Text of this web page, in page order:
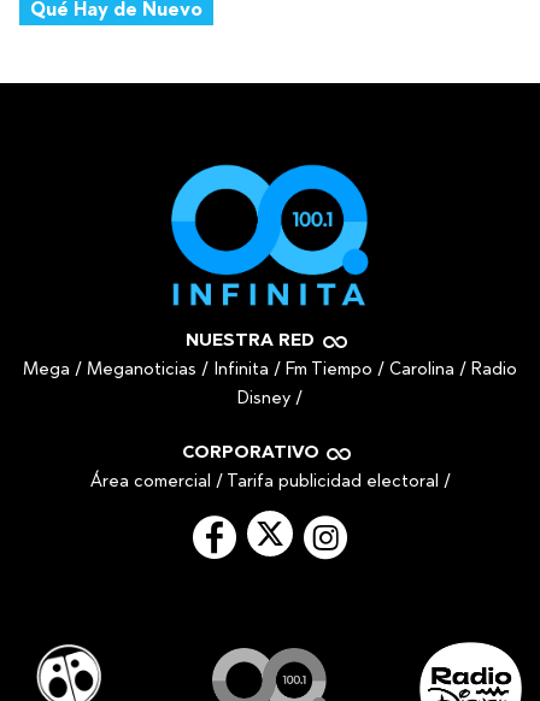
Qué Hay de Nuevo
NUESTRA RED
Mega / Meganoticias / Infinita / Fm Tiempo / Carolina / Radio
Disney /
CORPORATIVO
Área comercial / Tarifa publicidad electoral /